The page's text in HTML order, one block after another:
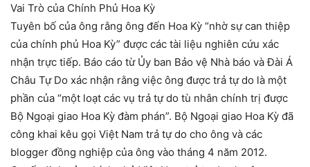
Vai Trò của Chính Phủ Hoa Kỳ
Tuyên bố của ông rằng ông đến Hoa Kỳ “nhờ sự can thiệp
của chính phủ Hoa Kỳ” được các tài liệu nghiên cứu xác
nhận trực tiếp. Báo cáo từ Ủy ban Bảo vệ Nhà báo và Đài Á
Châu Tự Do xác nhận rằng việc ông được trả tự do là một
phần của “một loạt các vụ trả tự do tù nhân chính trị được
Bộ Ngoại giao Hoa Kỳ đàm phán”. Bộ Ngoại giao Hoa Kỳ đã
công khai kêu gọi Việt Nam trả tự do cho ông và các
blogger đồng nghiệp của ông vào tháng 4 năm 2012.